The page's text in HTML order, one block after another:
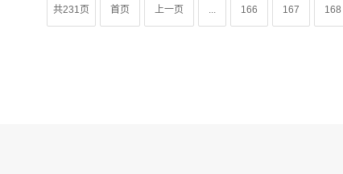
共231页 首页 上一页 ... 166 167 168